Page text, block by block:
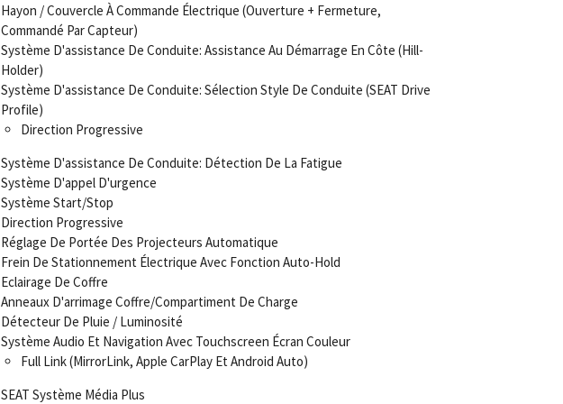
Hayon / Couvercle À Commande Électrique (Ouverture + Fermeture,
Commandé Par Capteur)
Système D'assistance De Conduite: Assistance Au Démarrage En Côte (Hill-
Holder)
Système D'assistance De Conduite: Sélection Style De Conduite (SEAT Drive
Profile)
Direction Progressive
Système D'assistance De Conduite: Détection De La Fatigue
Système D'appel D'urgence
Système Start/Stop
Direction Progressive
Réglage De Portée Des Projecteurs Automatique
Frein De Stationnement Électrique Avec Fonction Auto-Hold
Eclairage De Coffre
Anneaux D'arrimage Coffre/Compartiment De Charge
Détecteur De Pluie / Luminosité
Système Audio Et Navigation Avec Touchscreen Écran Couleur
Full Link (MirrorLink, Apple CarPlay Et Android Auto)
SEAT Système Média Plus